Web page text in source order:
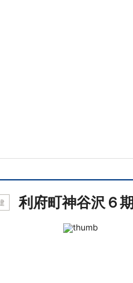
利府町神谷沢６期